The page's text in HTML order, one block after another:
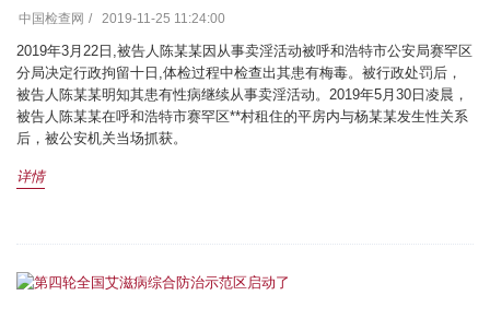
中国检查网 2019-11-25 11:24:00
2019年3月22日,被告人陈某某因从事卖淫活动被呼和浩特市公安局赛罕区
分局决定行政拘留十日,体检过程中检查出其患有梅毒。被行政处罚后，
被告人陈某某明知其患有性病继续从事卖淫活动。2019年5月30日凌晨，
被告人陈某某在呼和浩特市赛罕区**村租住的平房内与杨某某发生性关系
后，被公安机关当场抓获。
详情